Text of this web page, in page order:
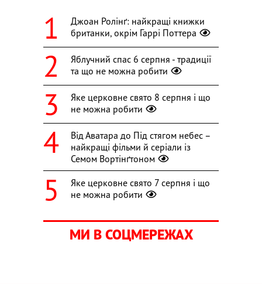
Джоан Ролінґ: найкращі книжки
британки, окрім Гаррі Поттера
Яблучний спас 6 серпня - традиції
та що не можна робити
Яке церковне свято 8 серпня і що
не можна робити
Від Аватара до Під стягом небес –
найкращі фільми й серіали із
Семом Вортінґтоном
Яке церковне свято 7 серпня і що
не можна робити
МИ В СОЦМЕРЕЖАХ